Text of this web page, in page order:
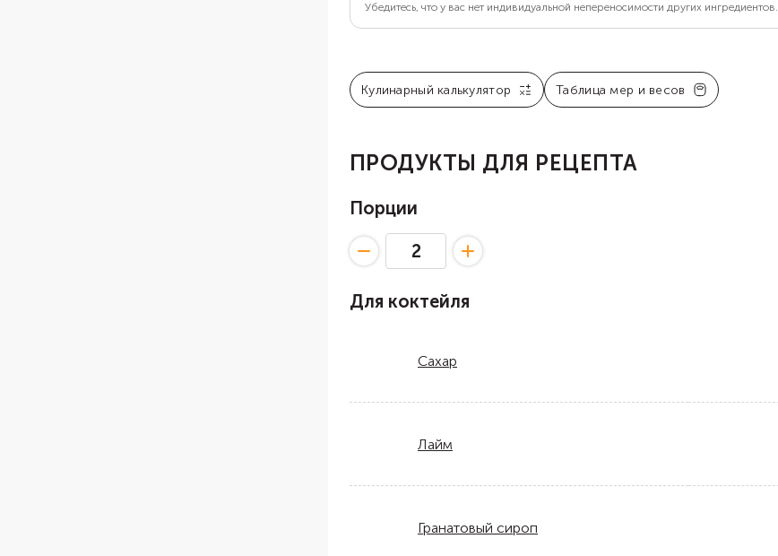
Убедитесь, что у вас нет индивидуальной непереносимости других ингредиентов.
Кулинарный калькулятор Таблица мер и весов
ПРОДУКТЫ ДЛЯ РЕЦЕПТА
Порции
Для коктейля
Сахар
Лайм
Гранатовый сироп